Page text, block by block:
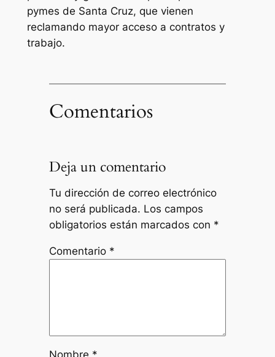
pymes de Santa Cruz, que vienen
reclamando mayor acceso a contratos y
trabajo.
Comentarios
Deja un comentario
Tu dirección de correo electrónico
no será publicada. Los campos
obligatorios están marcados con *
Comentario *